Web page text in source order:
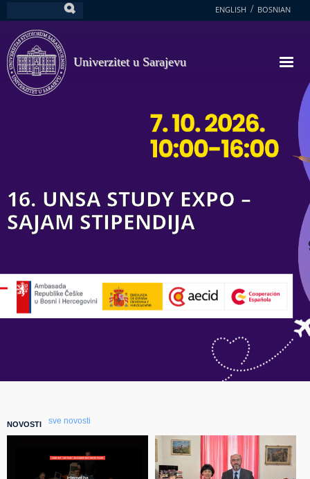
na
glavni
sadržaj
ENGLISH BOSNIAN
Univerzitet u Sarajevu
16. UNSA STUDY EXPO –
SAJAM STIPENDIJA
NOVOSTI sve novosti